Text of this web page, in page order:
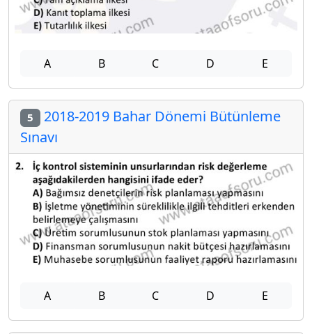
A B C D E
5 2018-2019 Bahar Dönemi Bütünleme
Sınavı
A B C D E